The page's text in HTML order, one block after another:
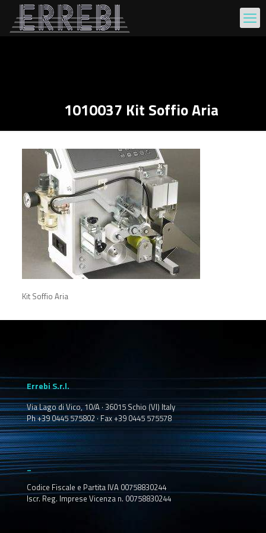
1010037 Kit Soffio Aria
Kit Soffio Aria
Errebi S.r.l.
Via Lago di Vico, 10/A · 36015 Schio (VI) Italy
Ph +39 0445 575802 · Fax +39 0445 575578
_
Codice Fiscale e Partita IVA 00758830244
Iscr. Reg. Imprese Vicenza n. 00758830244